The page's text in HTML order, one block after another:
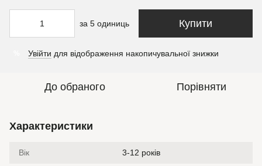
за 5 одиниць Купити
Увійти для відображення накопичувальної знижки
До обраного Порівняти
Характеристики
Вік 3-12 років